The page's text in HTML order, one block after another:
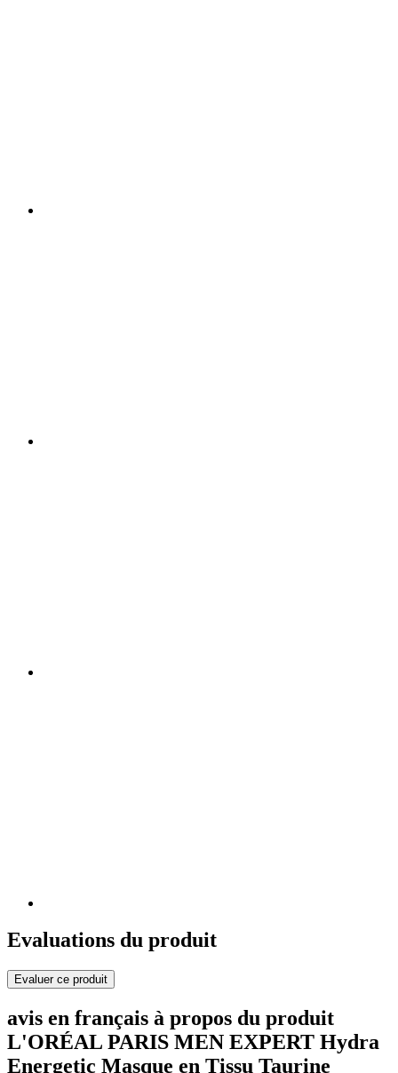
Evaluations du produit
Evaluer ce produit
avis en français à propos du produit
L'ORÉAL PARIS MEN EXPERT Hydra
Energetic Masque en Tissu Taurine